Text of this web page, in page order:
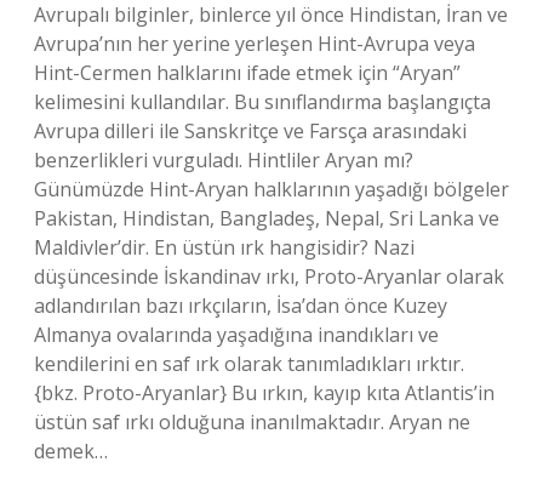
Avrupalı ​​bilginler, binlerce yıl önce Hindistan, İran ve
Avrupa’nın her yerine yerleşen Hint-Avrupa veya
Hint-Cermen halklarını ifade etmek için “Aryan”
kelimesini kullandılar. Bu sınıflandırma başlangıçta
Avrupa dilleri ile Sanskritçe ve Farsça arasındaki
benzerlikleri vurguladı. Hintliler Aryan mı?
Günümüzde Hint-Aryan halklarının yaşadığı bölgeler
Pakistan, Hindistan, Bangladeş, Nepal, Sri Lanka ve
Maldivler’dir. En üstün ırk hangisidir? Nazi
düşüncesinde İskandinav ırkı, Proto-Aryanlar olarak
adlandırılan bazı ırkçıların, İsa’dan önce Kuzey
Almanya ovalarında yaşadığına inandıkları ve
kendilerini en saf ırk olarak tanımladıkları ırktır.
{bkz. Proto-Aryanlar} Bu ırkın, kayıp kıta Atlantis’in
üstün saf ırkı olduğuna inanılmaktadır. Aryan ne
demek…